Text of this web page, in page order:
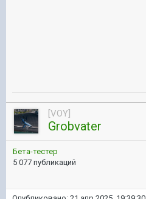
[VOY]
Grobvater
Бета-тестер
5 077 публикаций